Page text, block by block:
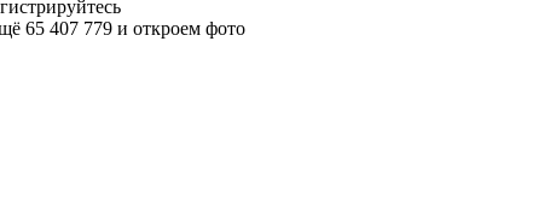
65 407 779 и откроем фото